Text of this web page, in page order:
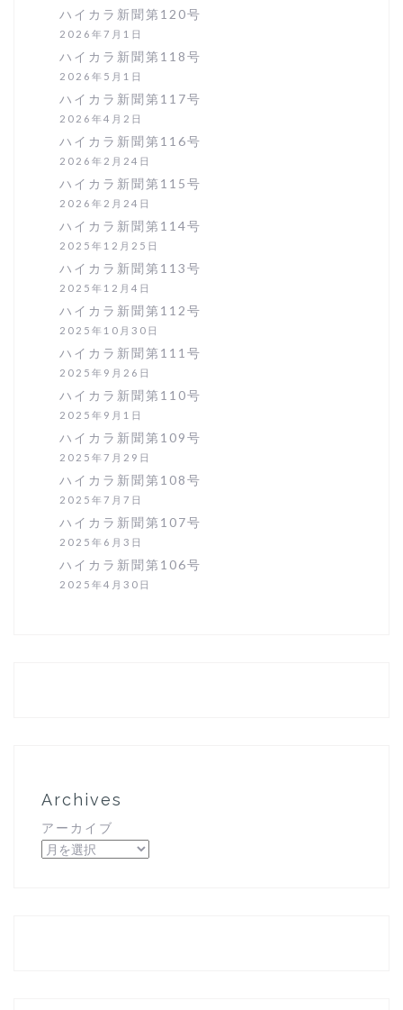
ハイカラ新聞第120号
2026年7月1日
ハイカラ新聞第118号
2026年5月1日
ハイカラ新聞第117号
2026年4月2日
ハイカラ新聞第116号
2026年2月24日
ハイカラ新聞第115号
2026年2月24日
ハイカラ新聞第114号
2025年12月25日
ハイカラ新聞第113号
2025年12月4日
ハイカラ新聞第112号
2025年10月30日
ハイカラ新聞第111号
2025年9月26日
ハイカラ新聞第110号
2025年9月1日
ハイカラ新聞第109号
2025年7月29日
ハイカラ新聞第108号
2025年7月7日
ハイカラ新聞第107号
2025年6月3日
ハイカラ新聞第106号
2025年4月30日
Archives
アーカイブ